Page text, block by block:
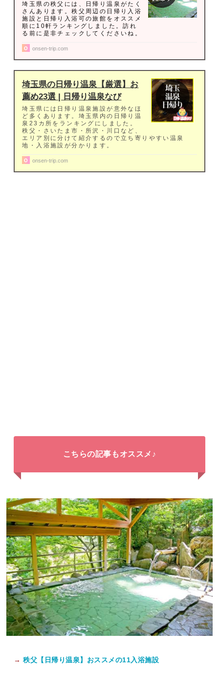
埼玉県の秩父には、日帰り温泉がたく
さんあります。秩父周辺の日帰り入浴
施設と日帰り入浴可の旅館をオススメ
順に10軒ランキングしました。訪れ
る前に是非チェックしてくださいね。
onsen-trip.com
埼玉県の日帰り温泉【厳選】お
薦め23選 | 日帰り温泉なび
埼玉県には日帰り温泉施設が意外なほ
ど多くあります。埼玉県内の日帰り温
泉23カ所をランキングにしました。
秩父・さいたま市・所沢・川口など、
エリア別に分けて紹介するので立ち寄りやすい温泉
地・入浴施設が分かります。
onsen-trip.com
こちらの記事もオススメ♪
→ 秩父【日帰り温泉】おススメの11入浴施設